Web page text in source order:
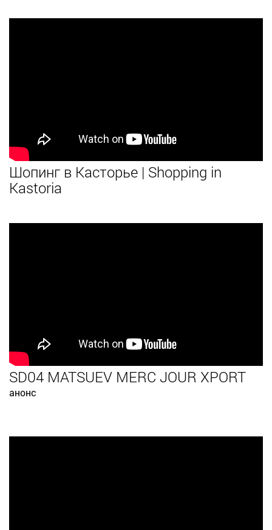
Шопинг в Касторье | Shopping in
Kastoria
SD04 MATSUEV MERC JOUR XPORT
анонс